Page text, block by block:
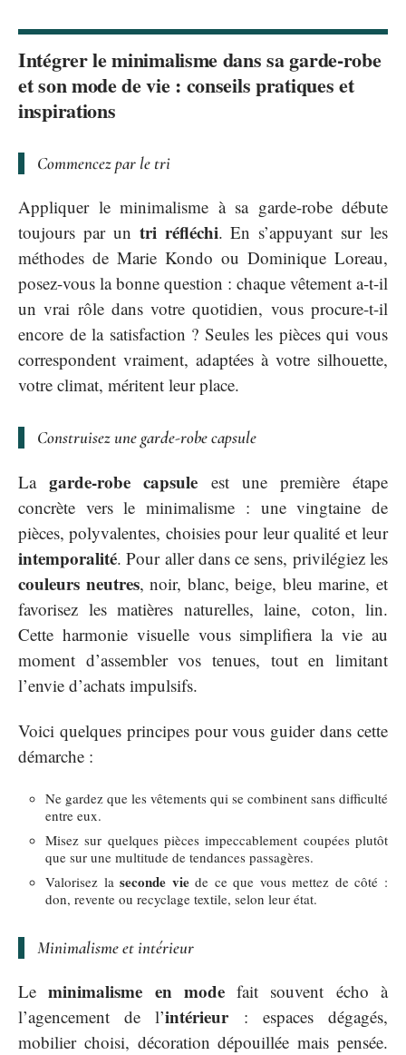
Intégrer le minimalisme dans sa garde-robe
et son mode de vie : conseils pratiques et
inspirations
Commencez par le tri
Appliquer le minimalisme à sa garde-robe débute
toujours par un tri réfléchi. En s’appuyant sur les
méthodes de Marie Kondo ou Dominique Loreau,
posez-vous la bonne question : chaque vêtement a-t-il
un vrai rôle dans votre quotidien, vous procure-t-il
encore de la satisfaction ? Seules les pièces qui vous
correspondent vraiment, adaptées à votre silhouette,
votre climat, méritent leur place.
Construisez une garde-robe capsule
Lagarde-robe capsule est une première étape
concrète vers le minimalisme : une vingtaine de
pièces, polyvalentes, choisies pour leur qualité et leur
intemporalité. Pour aller dans ce sens, privilégiez les
couleurs neutres, noir, blanc, beige, bleu marine, et
favorisez les matières naturelles, laine, coton, lin.
Cette harmonie visuelle vous simplifiera la vie au
moment d’assembler vos tenues, tout en limitant
l’envie d’achats impulsifs.
Voici quelques principes pour vous guider dans cette
démarche :
Ne gardez que les vêtements qui se combinent sans difficulté
entre eux.
Misez sur quelques pièces impeccablement coupées plutôt
que sur une multitude de tendances passagères.
Valorisez laseconde viede ce que vous mettez de côté :
don, revente ou recyclage textile, selon leur état.
Minimalisme et intérieur
Leminimalisme en modefait souvent écho à
l’agencement de l’intérieur: espaces dégagés,
mobilier choisi, décoration dépouillée mais pensée.